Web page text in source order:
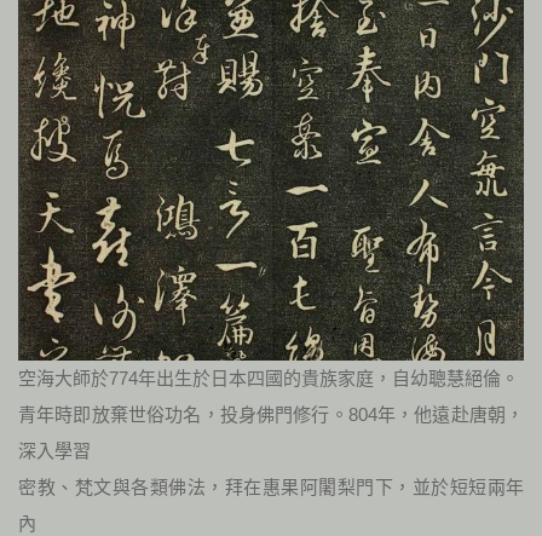
空海大師於774年出生於日本四國的貴族家庭，自幼聰慧絕倫。
青年時即放棄世俗功名，投身佛門修行。804年，他遠赴唐朝，
深入學習
密教、梵文與各類佛法，拜在惠果阿闍梨門下，並於短短兩年
內